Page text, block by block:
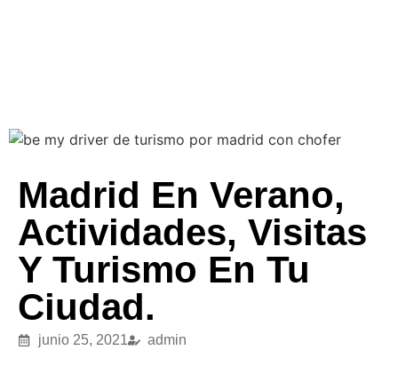
Madrid En Verano,
Actividades, Visitas
Y Turismo En Tu
Ciudad.
junio 25, 2021 admin